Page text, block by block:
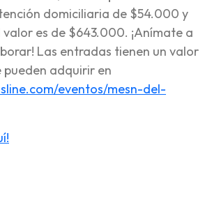
domiciliaria de $54.000 y
valor es de $643.000. ¡Anímate a
Las entradas tienen un valor
adquirir en
eventos/mesn-del-